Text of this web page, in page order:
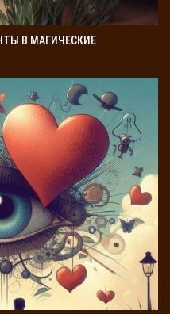
В МАГИЧЕСКИЕ